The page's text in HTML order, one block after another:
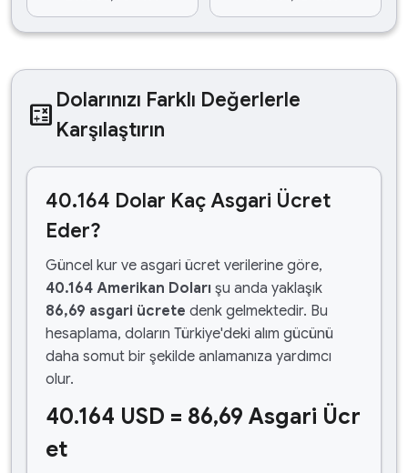
calculate Dolarınızı Farklı Değerlerle
Karşılaştırın
40.164 Dolar Kaç Asgari Ücret
Eder?
Güncel kur ve asgari ücret verilerine göre,
40.164 Amerikan Doları şu anda yaklaşık
86,69 asgari ücrete denk gelmektedir. Bu
hesaplama, doların Türkiye'deki alım gücünü
daha somut bir şekilde anlamanıza yardımcı
olur.
40.164 USD = 86,69 Asgari Ücr
et